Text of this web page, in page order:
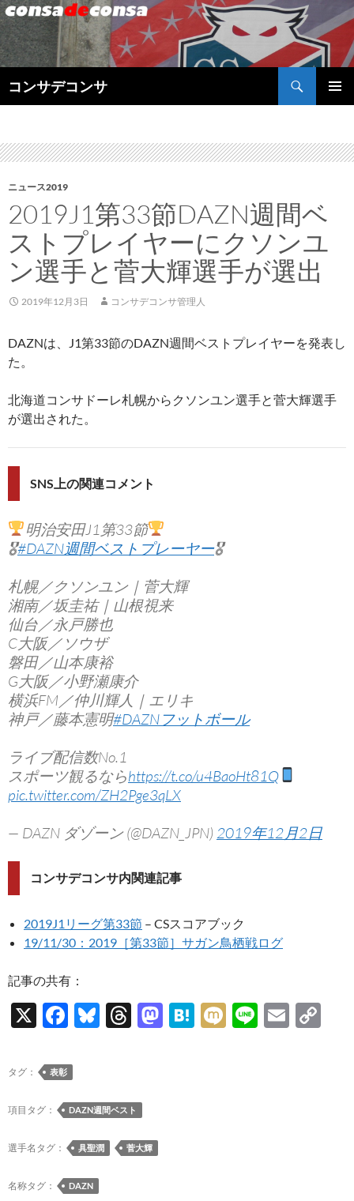
コンサデコンサ
索
ン
ツ
へ
キ
プ
ニュース2019
2019J1第33節DAZN週間ベ
ストプレイヤーにクソンユ
ン選手と菅大輝選手が選出
2019年12月3日 コンサデコンサ管理人
DAZNは、J1第33節のDAZN週間ベストプレイヤーを発表し
た。
北海道コンサドーレ札幌からクソンユン選手と菅大輝選手
が選出された。
SNS上の関連コメント
明治安田J1第33節
🎖#DAZN週間ベストプレーヤー🎖
札幌／クソンユン｜菅大輝
湘南／坂圭祐｜山根視来
仙台／永戸勝也
C大阪／ソウザ
磐田／山本康裕
G大阪／小野瀬康介
横浜FM／仲川輝人｜エリキ
神戸／藤本憲明#DAZNフットボール
ライブ配信数No.1
スポーツ観るならhttps://t.co/u4BaoHt81Q
pic.twitter.com/ZH2Pge3qLX
— DAZN ダゾーン (@DAZN_JPN) 2019年12月2日
コンサデコンサ内関連記事
2019J1リーグ第33節 – CSスコアブック
19/11/30：2019［第33節］サガン鳥栖戦ログ
記事の共有：
X
F
e
b
o
o
k
Bl
y
T
ds
M H
M Li
E
タグ： 表彰
項目タグ： DAZN週間ベスト
選手名タグ： 具聖潤 菅大輝
名称タグ： DAZN